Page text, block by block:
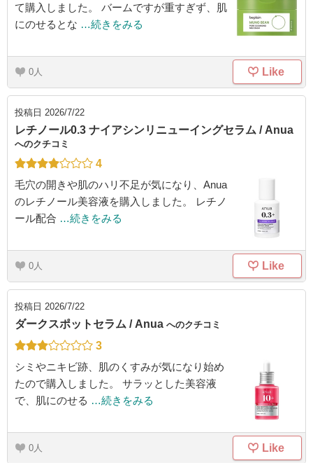
て購入しました。 バームですが重すぎず、肌
にのせるとな …続きをみる
0 Like
投稿日 2026/7/22
レチノール0.3 ナイアシンリニューイングセラム / Anua
へのクチコミ
4
毛穴の開きや肌のハリ不足が気になり、Anua
のレチノール美容液を購入しました。 レチノ
ール配合 …続きをみる
0 Like
投稿日 2026/7/22
ダークスポットセラム / Anua へのクチコミ
3
シミやニキビ跡、肌のくすみが気になり始め
たので購入しました。 サラッとした美容液
で、肌にのせる …続きをみる
0 Like